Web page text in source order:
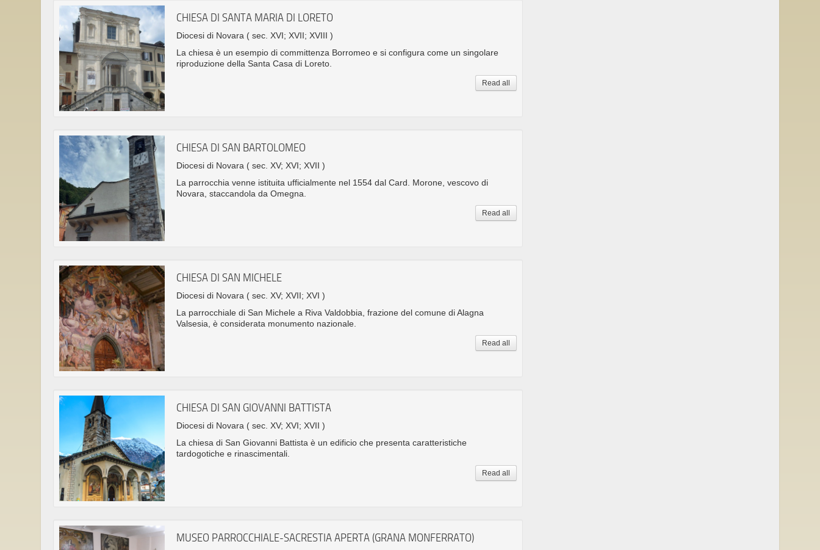
CHIESA DI SANTA MARIA DI LORETO
Diocesi di Novara ( sec. XVI; XVII; XVIII )
La chiesa è un esempio di committenza Borromeo e si configura come un singolare
riproduzione della Santa Casa di Loreto.
Read all
CHIESA DI SAN BARTOLOMEO
Diocesi di Novara ( sec. XV; XVI; XVII )
La parrocchia venne istituita ufficialmente nel 1554 dal Card. Morone, vescovo di
Novara, staccandola da Omegna.
Read all
CHIESA DI SAN MICHELE
Diocesi di Novara ( sec. XV; XVII; XVI )
La parrocchiale di San Michele a Riva Valdobbia, frazione del comune di Alagna
Valsesia, è considerata monumento nazionale.
Read all
CHIESA DI SAN GIOVANNI BATTISTA
Diocesi di Novara ( sec. XV; XVI; XVII )
La chiesa di San Giovanni Battista è un edificio che presenta caratteristiche
tardogotiche e rinascimentali.
Read all
MUSEO PARROCCHIALE-SACRESTIA APERTA (GRANA MONFERRATO)